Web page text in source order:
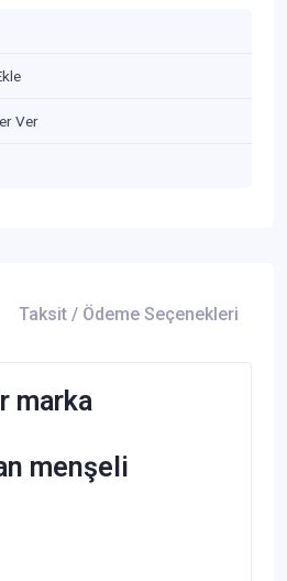
Ver
Taksit / Ödeme Seçenekleri
marka
menşeli